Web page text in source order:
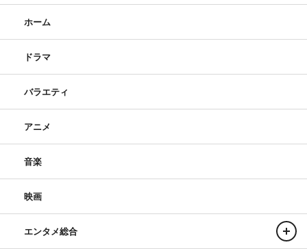
ホーム
ドラマ
バラエティ
アニメ
音楽
映画
エンタメ総合